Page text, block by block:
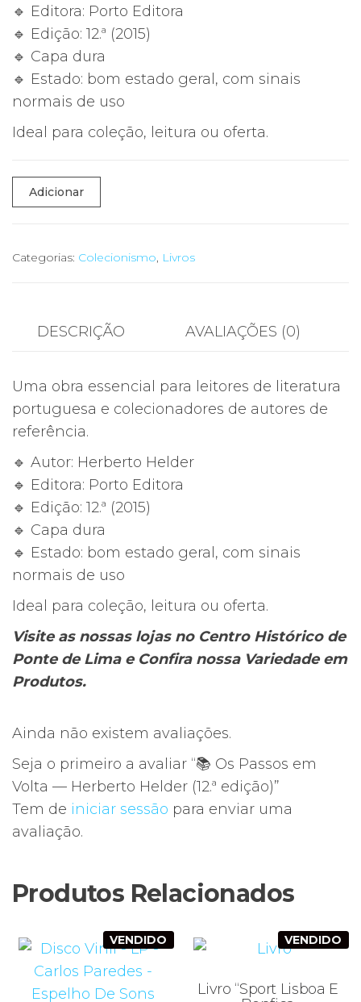
🔹 Editora: Porto Editora
🔹 Edição: 12.ª (2015)
🔹 Capa dura
🔹 Estado: bom estado geral, com sinais
normais de uso
Ideal para coleção, leitura ou oferta.
Quantidade
de
Os
Volta
Helder
(12.ª
edição)
Adicionar
Categorias: Colecionismo, Livros
DESCRIÇÃO AVALIAÇÕES (0)
Uma obra essencial para leitores de literatura
portuguesa e colecionadores de autores de
referência.
🔹 Autor: Herberto Helder
🔹 Editora: Porto Editora
🔹 Edição: 12.ª (2015)
🔹 Capa dura
🔹 Estado: bom estado geral, com sinais
normais de uso
Ideal para coleção, leitura ou oferta.
Visite as nossas lojas no Centro Histórico de
Ponte de Lima e Confira nossa Variedade em
Produtos.
Ainda não existem avaliações.
Seja o primeiro a avaliar “📚 Os Passos em
Volta — Herberto Helder (12.ª edição)”
Tem de iniciar sessão para enviar uma
avaliação.
Produtos Relacionados
VENDIDO VENDIDO
Livro “Sport Lisboa E